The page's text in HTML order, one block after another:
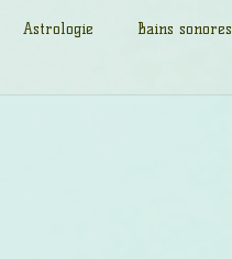
Astrologie Bains sonores